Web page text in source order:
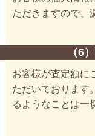
ただきますので、
（6
お客様が査定額に
ただいております
るようなことは一